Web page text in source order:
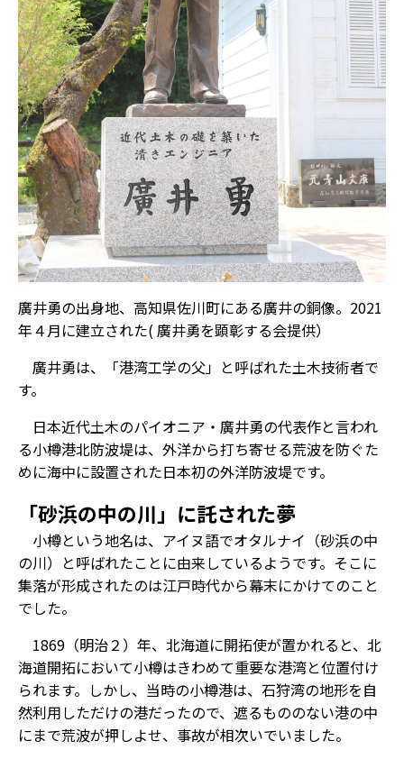
廣井勇の出身地、高知県佐川町にある廣井の銅像。2021
年４月に建立された( 廣井勇を顕彰する会提供）
廣井勇は、「港湾工学の父」と呼ばれた土木技術者で
す。
日本近代土木のパイオニア・廣井勇の代表作と言われ
る小樽港北防波堤は、外洋から打ち寄せる荒波を防ぐた
めに海中に設置された日本初の外洋防波堤です。
「砂浜の中の川」に託された夢
小樽という地名は、アイヌ語でオタルナイ（砂浜の中
の川）と呼ばれたことに由来しているようです。そこに
集落が形成されたのは江戸時代から幕末にかけてのこと
でした。
1869（明治２）年、北海道に開拓使が置かれると、北
海道開拓において小樽はきわめて重要な港湾と位置付け
られます。しかし、当時の小樽港は、石狩湾の地形を自
然利用しただけの港だったので、遮るもののない港の中
にまで荒波が押しよせ、事故が相次いでいました。